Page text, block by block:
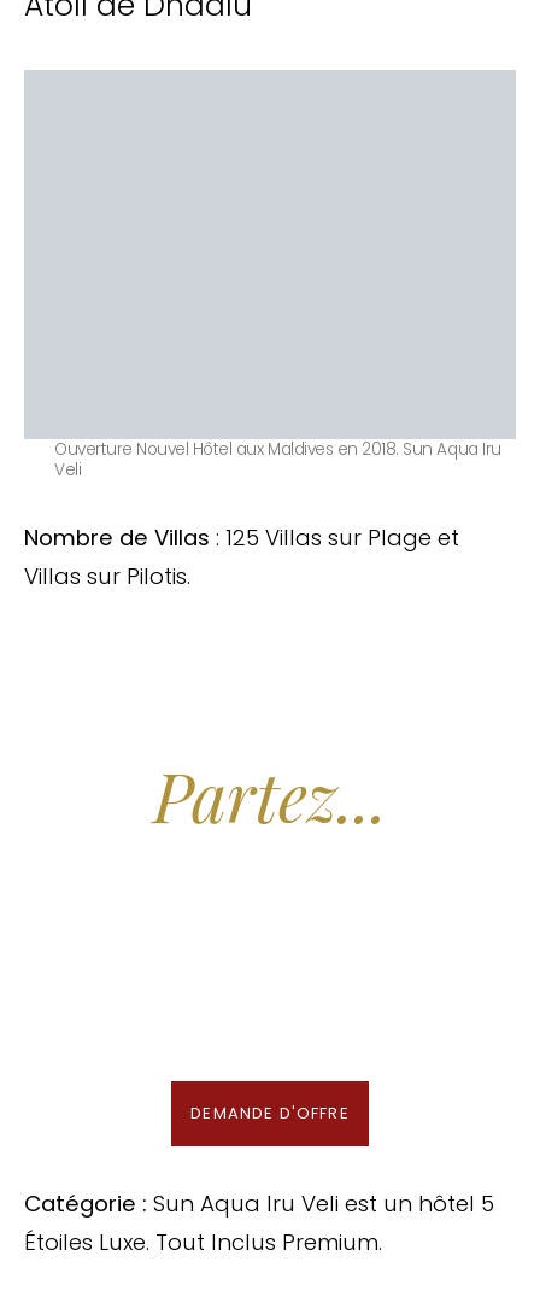
Ouverture Nouvel Hôtel aux Maldives en 2018. Sun Aqua Iru
Veli
Nombre de Villas : 125 Villas sur Plage et
Villas sur Pilotis.
Partez...
DEMANDE D'OFFRE
Catégorie : Sun Aqua Iru Veli est un hôtel 5
Étoiles Luxe. Tout Inclus Premium.